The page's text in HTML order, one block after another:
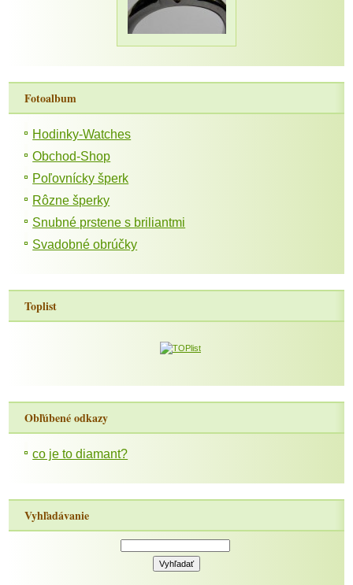
Fotoalbum
Hodinky-Watches
Obchod-Shop
Poľovnícky šperk
Rôzne šperky
Snubné prstene s briliantmi
Svadobné obrúčky
Toplist
Obľúbené odkazy
co je to diamant?
Vyhľadávanie